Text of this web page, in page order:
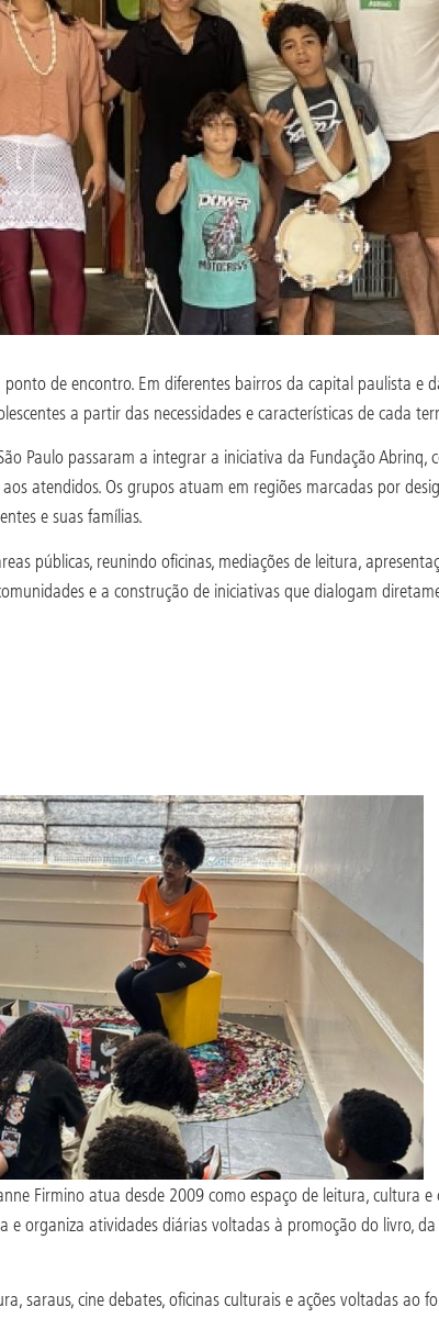
de encontro. Em diferentes bairros da capital paulista e
a partir das necessidades e características de cada
Paulo passaram a integrar a iniciativa da Fundação Abrinq,
atendidos. Os grupos atuam em regiões marcadas por
e suas famílias.
públicas, reunindo oficinas, mediações de leitura,
e a construção de iniciativas que dialogam
Firmino atua desde 2009 como espaço de leitura, cultura
e organiza atividades diárias voltadas à promoção do livro,
saraus, cine debates, oficinas culturais e ações voltadas ao